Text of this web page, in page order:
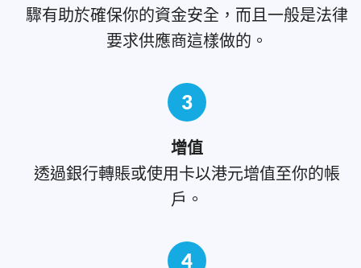
驟有助於確保你的資金安全，而且一般是法律
要求供應商這樣做的。
3
增值
透過銀行轉賬或使用卡以港元增值至你的帳
戶。
4